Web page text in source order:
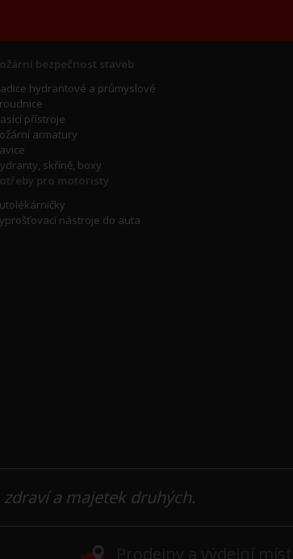
bezpečnost staveb
hydrantové a průmyslové
přístroje
armatury
skříně, boxy
pro motoristy
nástroje do auta
a majetek druhých.